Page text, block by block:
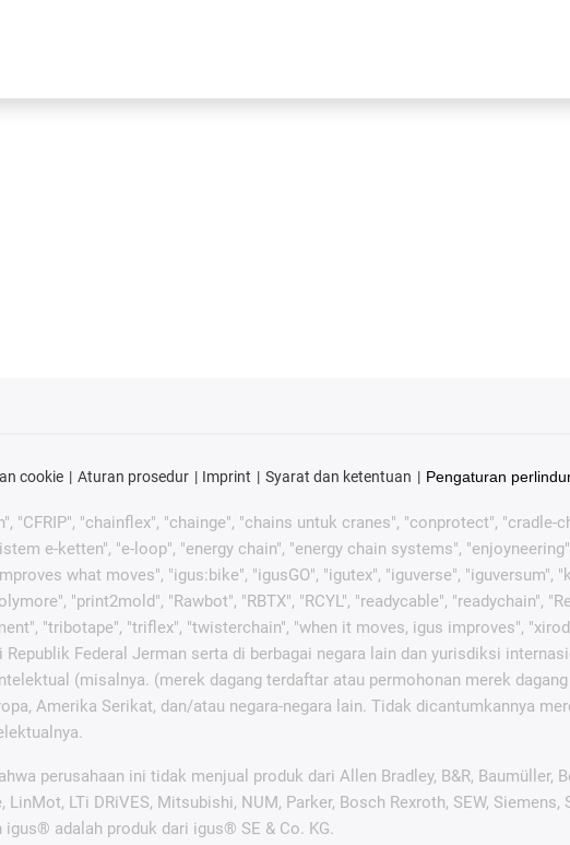
cookie Aturan prosedur Imprint Syarat dan ketentuan Pengaturan
"CFRIP", "chainflex", "chainge", "chains untuk cranes", "conprotect", "cradle-
e-ketten", "e-loop", "energy chain", "energy chain systems",
what moves", "igus:bike", "igusGO", "igutex", "iguverse",
"print2mold", "Rawbot", "RBTX", "RCYL", "readycable", "readychain",
"tribotape", "triflex", "twisterchain", "when it moves, igus improves",
Federal Jerman serta di berbagai negara lain dan yurisdiksi
(misalnya. (merek dagang terdaftar atau permohonan merek
Amerika Serikat, dan/atau negara-negara lain. Tidak dicantumkannya
perusahaan ini tidak menjual produk dari Allen Bradley, B&R, Baumüller,
LinMot, LTi DRiVES, Mitsubishi, NUM, Parker, Bosch Rexroth, SEW,
adalah produk dari igus® SE & Co. KG.